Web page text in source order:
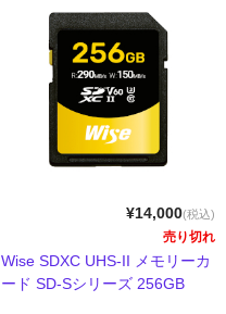
¥14,000(税込)
売り切れ
Wise SDXC UHS-II メモリーカ
ード SD-Sシリーズ 256GB